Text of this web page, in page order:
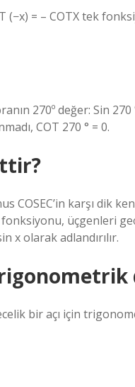
= – COTX tek
270º değer: Sin 270
COT 270 ° = 0.
COSEC’in karşı dik
üçgenleri
x olarak adlandırılır.
bir açı için